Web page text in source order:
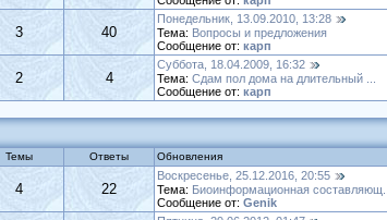
3 40
Понедельник, 13.09.2010, 13:28
Тема: Вопросы и предложения
Сообщение от: карп
2 4
Суббота, 18.04.2009, 16:32
Тема: Сдам пол дома на длительный ...
Сообщение от: карп
Темы Ответы Обновления
4 22
Воскресенье, 25.12.2016, 20:55
Тема: Биоинформационная составляющ...
Сообщение от: Genik